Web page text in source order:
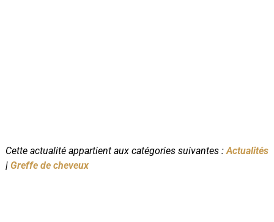
Cette actualité appartient aux catégories suivantes :Actualités
| Greffe de cheveux